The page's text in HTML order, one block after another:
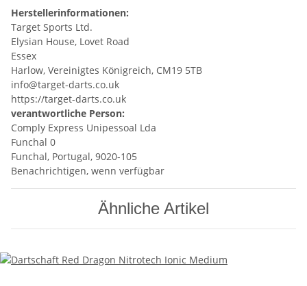
Herstellerinformationen:
Target Sports Ltd.
Elysian House, Lovet Road
Essex
Harlow, Vereinigtes Königreich, CM19 5TB
info@target-darts.co.uk
https://target-darts.co.uk
verantwortliche Person:
Comply Express Unipessoal Lda
Funchal 0
Funchal, Portugal, 9020-105
Benachrichtigen, wenn verfügbar
Ähnliche Artikel